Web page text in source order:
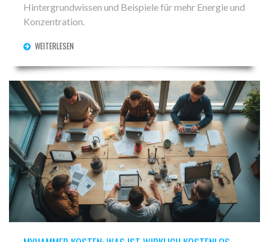
Hintergrundwissen und Beispiele für mehr Energie und
Konzentration.
WEITERLESEN